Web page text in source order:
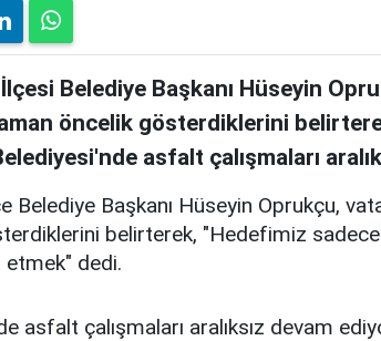
Belediye Başkanı Hüseyin
öncelik gösterdiklerini
asfalt çalışmaları
Belediye Başkanı Hüseyin Oprukçu,
belirterek, "Hedefimiz sadece
dedi.
asfalt çalışmaları aralıksız devam